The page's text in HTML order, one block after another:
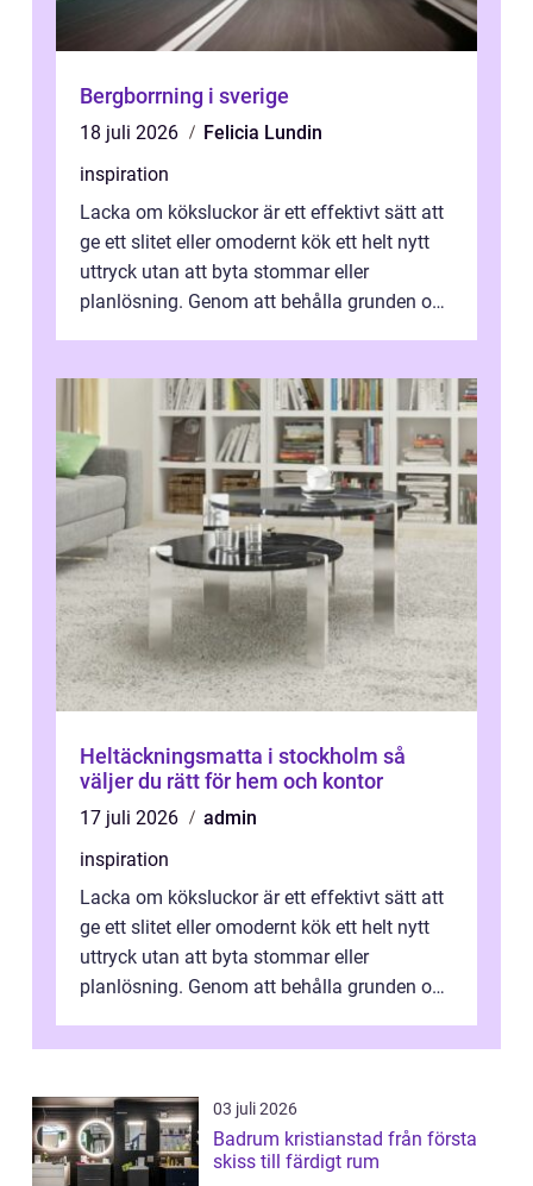
Bergborrning i sverige
18 juli 2026
Felicia Lundin
inspiration
Lacka om köksluckor är ett effektivt sätt att
ge ett slitet eller omodernt kök ett helt nytt
uttryck utan att byta stommar eller
planlösning. Genom att behålla grunden och
Heltäckningsmatta i stockholm så
väljer du rätt för hem och kontor
17 juli 2026
admin
inspiration
Lacka om köksluckor är ett effektivt sätt att
ge ett slitet eller omodernt kök ett helt nytt
uttryck utan att byta stommar eller
planlösning. Genom att behålla grunden och
03 juli 2026
Badrum kristianstad från första
skiss till färdigt rum